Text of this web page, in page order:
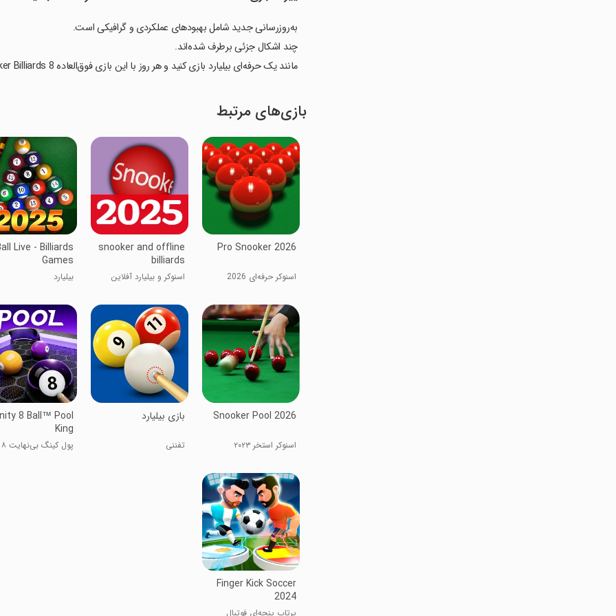
به‌روزرسانی جدید شامل بهبودهای عملکردی و گرافیکی است.
چند اشکال جزئی برطرف شده‌اند.
مانند یک حرفه‌ای بیلیارد بازی کنید و هر روز با این بازی فوق‌العاده 8 Ball Pool & Snooker Billiards تمرین کنید!!!
بازی‌های مرتبط
Pro Snooker 2026
اسنوکر حرفه‌ای 2026
snooker and offline
billiards
اسنوکر و بیلیارد آفلاین
Live - Billiards
Games
بیلیارد
Snooker Pool 2026
اسنوکر استخر ۲۰۲۳
‏بازی بیلیارد
تفننی
8 Ball™ Pool
King
پول کینگ بی‌نهایت ۸
Finger Kick Soccer
2024
پرتاب پنجه‌ای فوتبال